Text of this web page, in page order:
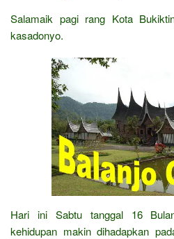
Salamaik pagi rang Kota
kasadonyo.
Hari ini Sabtu tanggal 16
kehidupan makin dihadapkan